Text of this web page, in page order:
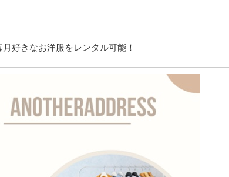
好きなお洋服をレンタル可能！